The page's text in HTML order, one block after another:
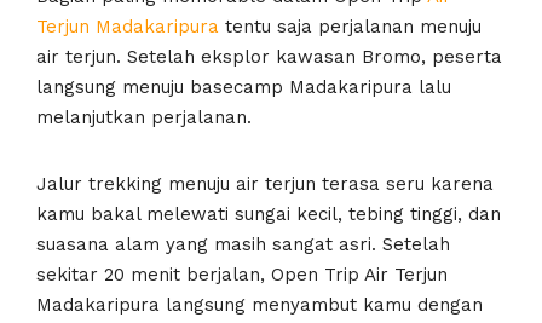
Terjun Madakaripura tentu saja perjalanan menuju
air terjun. Setelah eksplor kawasan Bromo, peserta
langsung menuju basecamp Madakaripura lalu
melanjutkan perjalanan.
Jalur trekking menuju air terjun terasa seru karena
kamu bakal melewati sungai kecil, tebing tinggi, dan
suasana alam yang masih sangat asri. Setelah
sekitar 20 menit berjalan, Open Trip Air Terjun
Madakaripura langsung menyambut kamu dengan